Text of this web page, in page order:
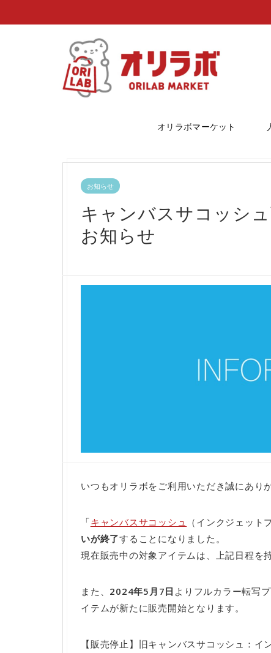
オリラボマーケット
お知らせ
キャンバスサコッシ
お知らせ
いつもオリラボをご利用いただき誠にあり
「キャンバスサコッシュ （インクジェット
いが終了することになりました。
現在販売中の対象アイテムは、上記日程を
また、 2024年5月7日 よりフルカラー転写
イテムが新たに販売開始となります。
【販売停止】旧キャンバスサコッシュ：イ